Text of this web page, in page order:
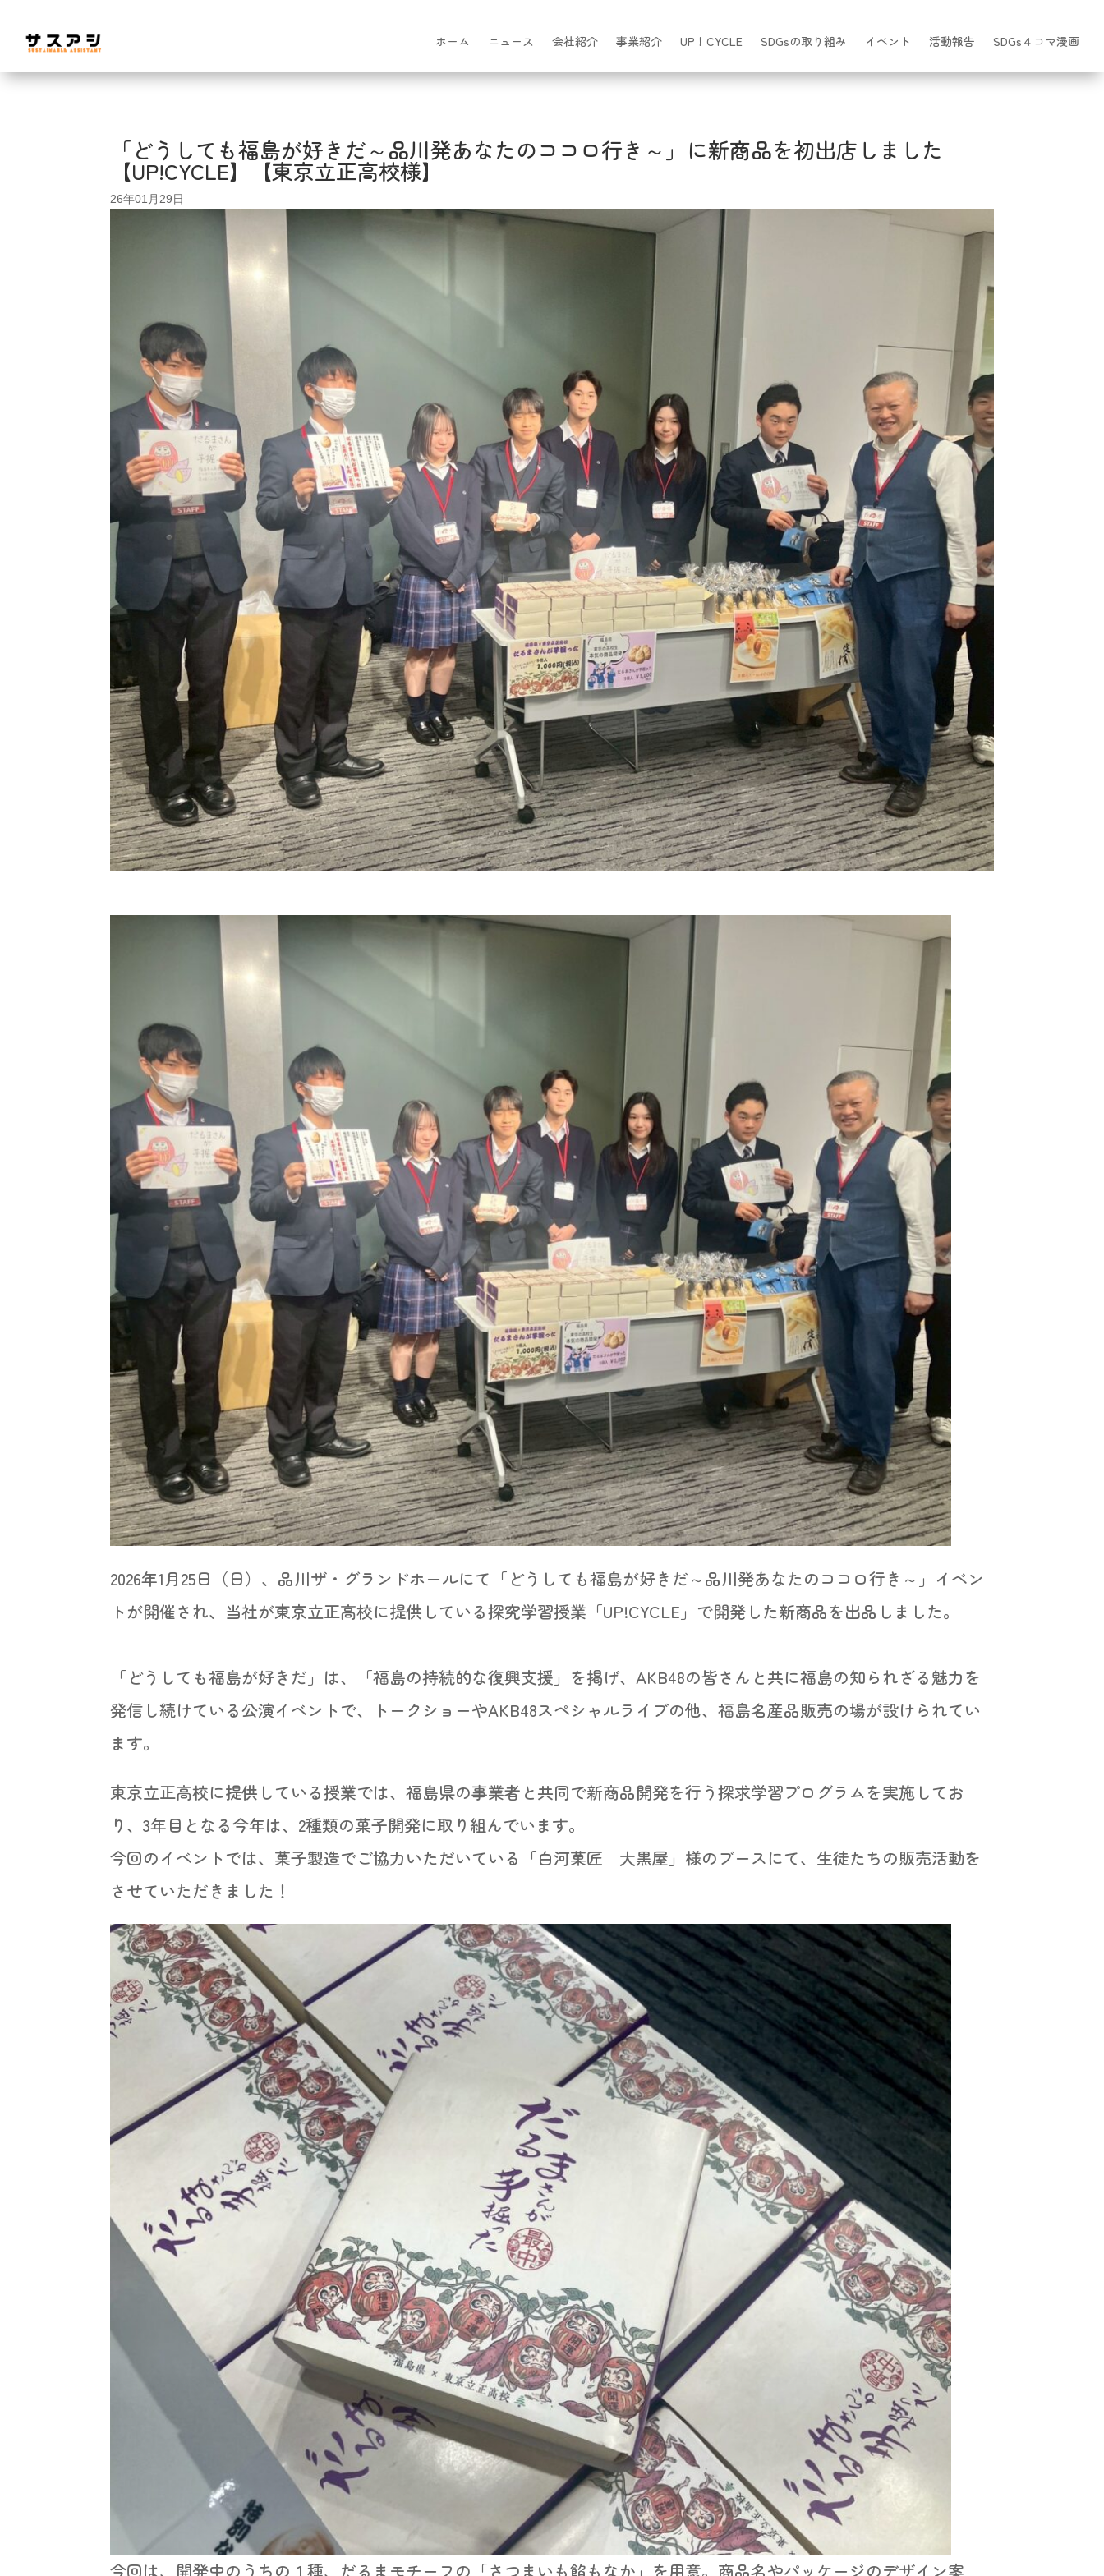
ホーム ニュース 会社紹介 事業紹介 UP！CYCLE SDGsの取り組み イベント 活動報告 SDGs４コマ漫画
「どうしても福島が好きだ～品川発あなたのココロ行き～」に新商品を初出店しました
【UP!CYCLE】【東京立正高校様】
26年01月29日
2026年1月25日（日）、品川ザ・グランドホールにて「どうしても福島が好きだ～品川発あなたのココロ行き～」イベン
トが開催され、当社が東京立正高校に提供している探究学習授業「UP!CYCLE」で開発した新商品を出品しました。
「どうしても福島が好きだ」は、「福島の持続的な復興支援」を掲げ、AKB48の皆さんと共に福島の知られざる魅力を
発信し続けている公演イベントで、トークショーやAKB48スペシャルライブの他、福島名産品販売の場が設けられてい
ます。
東京立正高校に提供している授業では、福島県の事業者と共同で新商品開発を行う探求学習プログラムを実施してお
り、3年目となる今年は、2種類の菓子開発に取り組んでいます。
今回のイベントでは、菓子製造でご協力いただいている「白河菓匠 大黒屋」様のブースにて、生徒たちの販売活動を
させていただきました！
今回は、開発中のうちの１種、だるまモチーフの「さつまいも餡もなか」を用意。商品名やパッケージのデザイン案